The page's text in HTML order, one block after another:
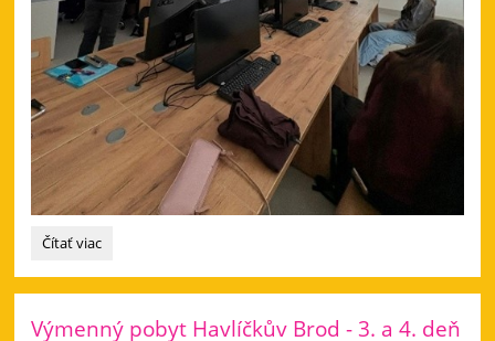
Výmenný
v
Brode
Čítať viac
Výmenný pobyt Havlíčkův Brod - 3. a 4. deň